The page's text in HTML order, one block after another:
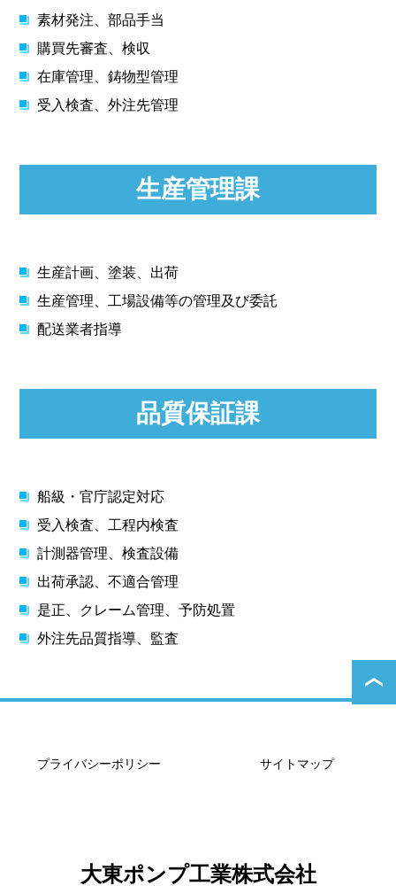
素材発注、部品手当
購買先審査、検収
在庫管理、鋳物型管理
受入検査、外注先管理
生産管理課
生産計画、塗装、出荷
生産管理、工場設備等の管理及び委託
配送業者指導
品質保証課
船級・官庁認定対応
受入検査、工程内検査
計測器管理、検査設備
出荷承認、不適合管理
是正、クレーム管理、予防処置
外注先品質指導、監査
プライバシーポリシー サイトマップ
大東ポンプ工業株式会社